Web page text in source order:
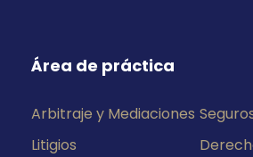
Área de práctica
Arbitraje y Mediaciones
Litigios